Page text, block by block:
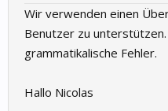
Wir verwenden einen
Benutzer zu
grammatikalische Fehler.
Hallo Nicolas